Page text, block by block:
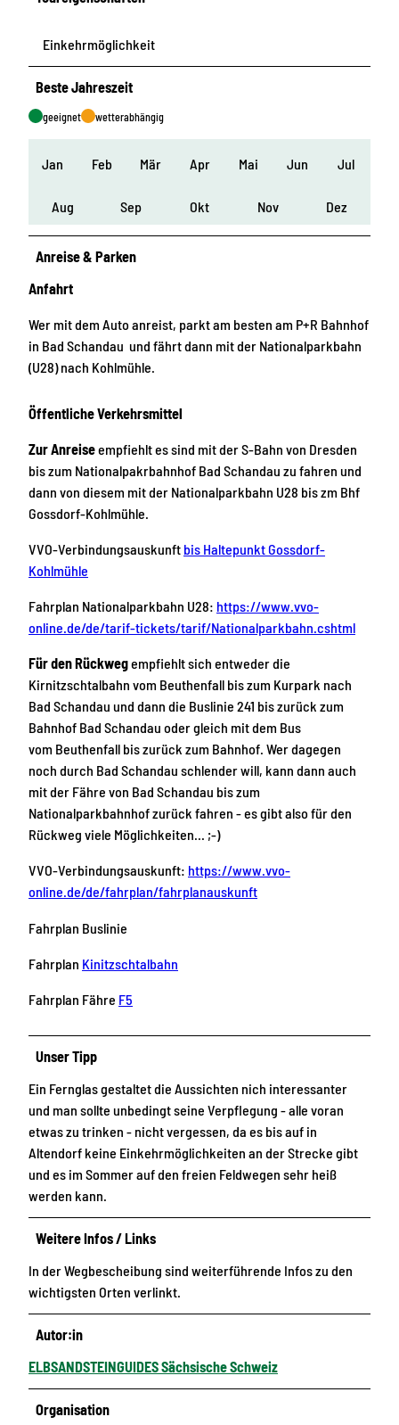
Einkehrmöglichkeit
Beste Jahreszeit
geeignet wetterabhängig
Jan Feb Mär Apr Mai Jun Jul
Aug Sep Okt Nov Dez
Anreise & Parken
Anfahrt
Wer mit dem Auto anreist, parkt am besten am P+R Bahnhof
in Bad Schandau und fährt dann mit der Nationalparkbahn
(U28) nach Kohlmühle.
Öffentliche Verkehrsmittel
Zur Anreiseempfiehlt es sind mit der S-Bahn von Dresden
bis zum Nationalpakrbahnhof Bad Schandau zu fahren und
dann von diesem mit der Nationalparkbahn U28 bis zm Bhf
Gossdorf-Kohlmühle.
VVO-Verbindungsauskunft bis Haltepunkt Gossdorf-
Kohlmühle
Fahrplan Nationalparkbahn U28: https://www.vvo-
online.de/de/tarif-tickets/tarif/Nationalparkbahn.cshtml
Für den Rückwegempfiehlt sich entweder die
Kirnitzschtalbahn vom Beuthenfall bis zum Kurpark nach
Bad Schandau und dann die Buslinie 241 bis zurück zum
Bahnhof Bad Schandau oder gleich mit dem Bus
vom Beuthenfall bis zurück zum Bahnhof. Wer dagegen
noch durch Bad Schandau schlender will, kann dann auch
mit der Fähre von Bad Schandau bis zum
Nationalparkbahnhof zurück fahren - es gibt also für den
Rückweg viele Möglichkeiten... ;-)
VVO-Verbindungsauskunft: https://www.vvo-
online.de/de/fahrplan/fahrplanauskunft
Fahrplan Buslinie
Fahrplan Kinitzschtalbahn
Fahrplan Fähre F5
Unser Tipp
Ein Fernglas gestaltet die Aussichten nich interessanter
und man sollte unbedingt seine Verpflegung - alle voran
etwas zu trinken - nicht vergessen, da es bis auf in
Altendorf keine Einkehrmöglichkeiten an der Strecke gibt
und es im Sommer auf den freien Feldwegen sehr heiß
werden kann.
Weitere Infos / Links
In der Wegbescheibung sind weiterführende Infos zu den
wichtigsten Orten verlinkt.
Autor:in
ELBSANDSTEINGUIDES Sächsische Schweiz
Organisation